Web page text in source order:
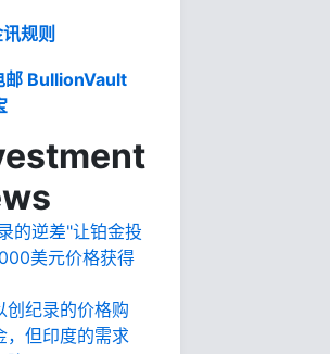
规则
邮 BullionVault
的逆差"让铂金投
美元价格获得
创纪录的价格购
，但印度的需求